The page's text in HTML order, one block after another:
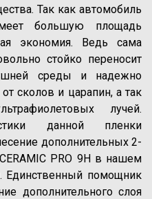
Так как автомобиль
большую площадь
экономия. Ведь сама
стойко переносит
среды и надежно
сколов и царапин, а так
лучей.
данной пленки
дополнительных 2-
PRO 9H в нашем
Единственный помощник
дополнительного слоя